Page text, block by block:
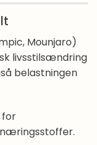
Mounjaro)
livsstilsændring
belastningen